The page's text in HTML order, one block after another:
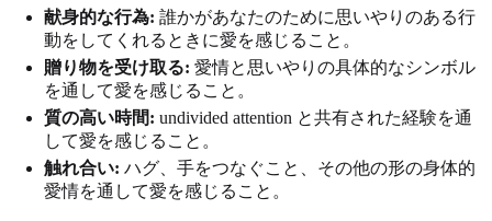
献身的な行為: 誰かがあなたのために思いやりのある行
動をしてくれるときに愛を感じること。
贈り物を受け取る: 愛情と思いやりの具体的なシンボル
を通して愛を感じること。
質の高い時間: undivided attention と共有された経験を通
して愛を感じること。
触れ合い: ハグ、手をつなぐこと、その他の形の身体的
愛情を通して愛を感じること。